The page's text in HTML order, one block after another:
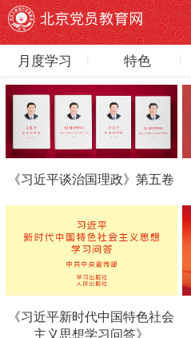
月度学习 特色
《习近平谈治国理政》第五卷
《习近平新时代中国特色社会
主义思想学习问答》